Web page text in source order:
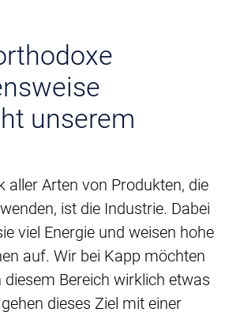
unserem
aller Arten von Produkten, die
ist die Industrie. Dabei
viel Energie und weisen hohe
auf. Wir bei Kapp möchten
diesem Bereich wirklich etwas
dieses Ziel mit einer